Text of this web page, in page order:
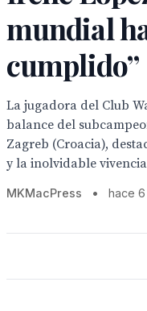
mundial
cumplido”
La jugadora del Club
balance del
Zagreb (Croacia),
y la inolvidable
MKMacPress • hace